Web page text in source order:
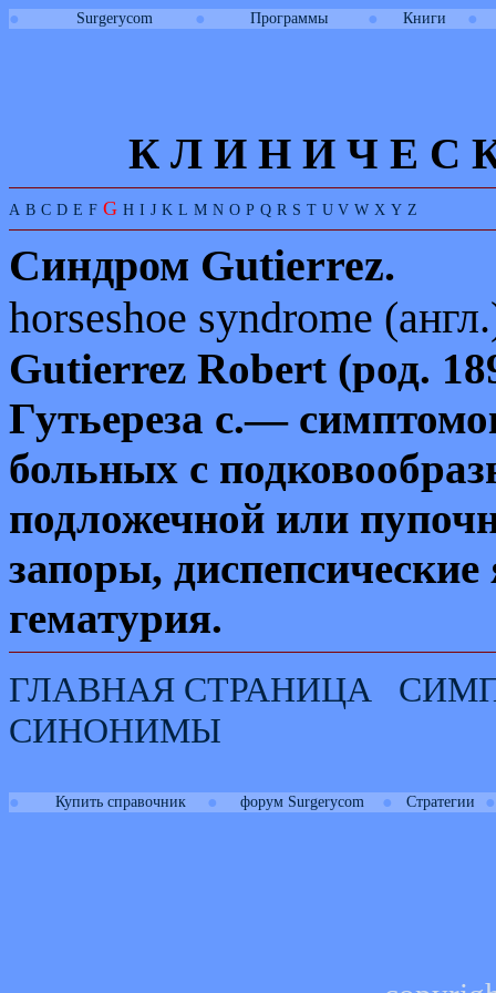
● Surgerycom ● Программы ● Книги ●
К Л И Н И Ч Е С
A B C D E F G H I J K L M N O P Q R S T U V W X Y Z
Синдром Gutierrez.
horseshoe syndrome (англ
Gutierrez Robert (род.
Гутьереза с.—
больных с
подложечной или
запоры,
гематурия.
ГЛАВНАЯ СТРАНИЦА
СИНОНИМЫ
● Купить справочник ● форум Surgerycom ● Стратегии ●